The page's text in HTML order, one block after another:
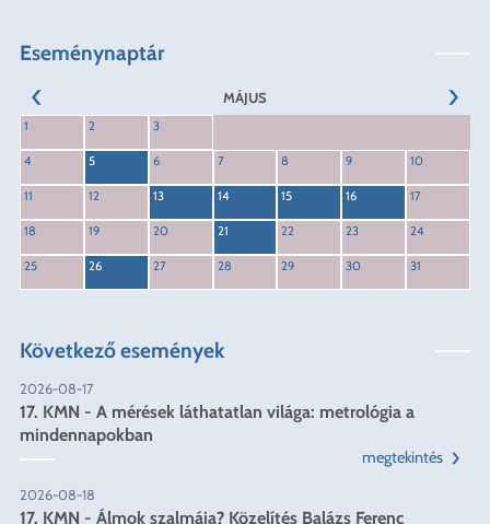
Eseménynaptár
ELŐZŐ
MÁJUS
1 2 3
4 5 6 7 8 9 10
11 12 13 14 15 16 17
18 19 20 21 22 23 24
25 26 27 28 29 30 31
Következő események
2026-08-17
17. KMN - A mérések láthatatlan világa: metrológia a
mindennapokban
megtekintés
2026-08-18
17. KMN - Álmok szalmája? Közelítés Balázs Ferenc